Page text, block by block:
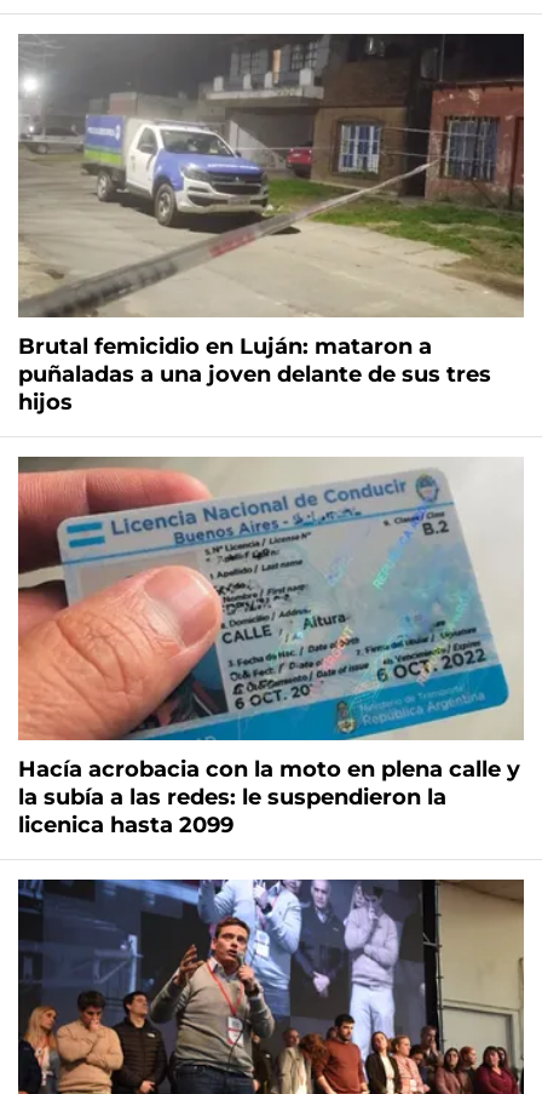
Brutal femicidio en Luján: mataron a
puñaladas a una joven delante de sus tres
hijos
Hacía acrobacia con la moto en plena calle y
la subía a las redes: le suspendieron la
licenica hasta 2099